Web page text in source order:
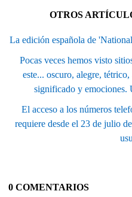
OTROS
La edición española de
Pocas veces hemos visto
este... oscuro, alegre,
significado y emociones.
El acceso a los números
requiere desde el 23 de julio
0 COMENTARIOS